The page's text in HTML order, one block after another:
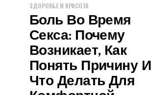
ЗДОРОВЬЕ И КРАСОТА
Боль Во Время
Секса: Почему
Возникает, Как
Понять Причину И
Что Делать Для